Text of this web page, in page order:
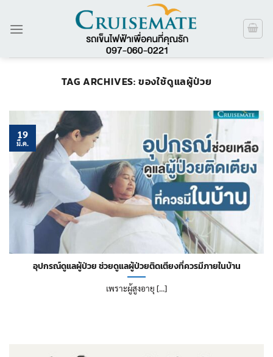
TAG ARCHIVES: ของใช้ดูแลผู้ป่วย
อุปกรณ์ดูแลผู้ป่วย ช่วยดูแลผู้ป่วยติดเตียงที่ควรมีภายในบ้าน
เพราะผู้สูงอายุ [...]
19
มี.ค.